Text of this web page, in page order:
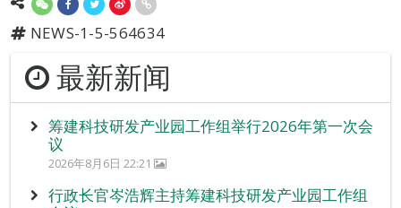
NEWS-1-5-564634
最新新闻
筹建科技研发产业园工作组举行2026年第一次会
议
2026年8月6日 22:21
行政长官岑浩辉主持筹建科技研发产业园工作组